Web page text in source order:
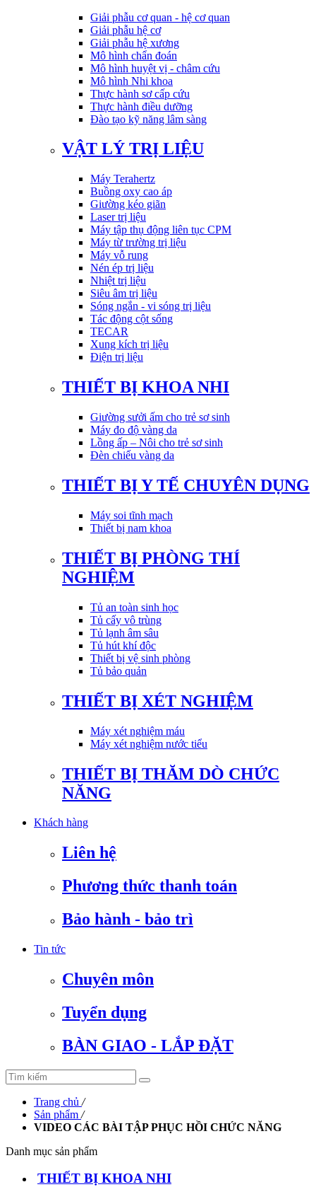
Giải phẫu cơ quan - hệ cơ quan
Giải phẫu hệ cơ
Giải phẫu hệ xương
Mô hình chẩn đoán
Mô hình huyệt vị - châm cứu
Mô hình Nhi khoa
Thực hành sơ cấp cứu
Thực hành điều dưỡng
Đào tạo kỹ năng lâm sàng
VẬT LÝ TRỊ LIỆU
Máy Terahertz
Buồng oxy cao áp
Giường kéo giãn
Laser trị liệu
Máy tập thụ động liên tục CPM
Máy từ trường trị liệu
Máy vỗ rung
Nén ép trị liệu
Nhiệt trị liệu
Siêu âm trị liệu
Sóng ngắn - vi sóng trị liệu
Tác động cột sống
TECAR
Xung kích trị liệu
Điện trị liệu
THIẾT BỊ KHOA NHI
Giường sưởi ấm cho trẻ sơ sinh
Máy đo độ vàng da
Lồng ấp – Nôi cho trẻ sơ sinh
Đèn chiếu vàng da
THIẾT BỊ Y TẾ CHUYÊN DỤNG
Máy soi tĩnh mạch
Thiết bị nam khoa
THIẾT BỊ PHÒNG THÍ
NGHIỆM
Tủ an toàn sinh học
Tủ cấy vô trùng
Tủ lạnh âm sâu
Tủ hút khí độc
Thiết bị vệ sinh phòng
Tủ bảo quản
THIẾT BỊ XÉT NGHIỆM
Máy xét nghiệm máu
Máy xét nghiệm nước tiểu
THIẾT BỊ THĂM DÒ CHỨC
NĂNG
Khách hàng
Liên hệ
Phương thức thanh toán
Bảo hành - bảo trì
Tin tức
Chuyên môn
Tuyển dụng
BÀN GIAO - LẮP ĐẶT
Trang chủ /
Sản phẩm /
VIDEO CÁC BÀI TẬP PHỤC HỒI CHỨC NĂNG
Danh mục sản phẩm
THIẾT BỊ KHOA NHI